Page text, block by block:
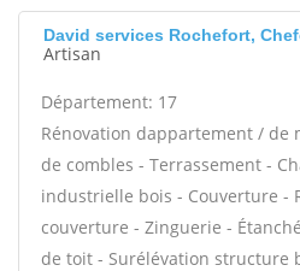
David services Rochefort,
Artisan
Département: 17
Rénovation dappartement /
de combles - Terrassement -
industrielle bois - Couverture -
couverture - Zinguerie -
de toit - Surélévation structure